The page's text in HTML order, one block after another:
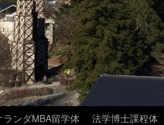
ランダMBA留学体
法学博士課程体